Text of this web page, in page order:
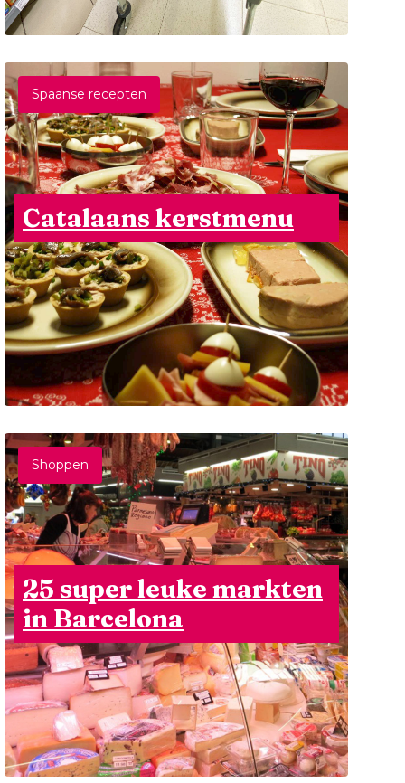
Spaanse recepten
Catalaans kerstmenu
Shoppen
25 super leuke markten
in Barcelona